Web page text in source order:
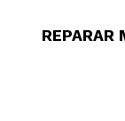
REPARAR